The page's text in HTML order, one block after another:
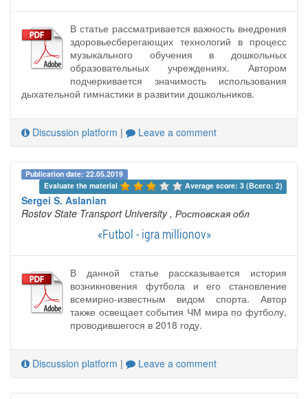
В статье рассматривается важность внедрения
здоровьесберегающих технологий в процесс
музыкального обучения в дошкольных
образовательных учреждениях. Автором
подчеркивается значимость использования
дыхательной гимнастики в развитии дошкольников.
Discussion platform | Leave a comment
Publication date: 22.05.2019
Evaluate the material
Average score: 3 (Всего: 2)
Sergei S. Aslanian
Rostov State Transport University , Ростовская обл
«Futbol - igra millionov»
В данной статье рассказывается история
возникновения футбола и его становление
всемирно-известным видом спорта. Автор
также освещает события ЧМ мира по футболу,
проводившегося в 2018 году.
Discussion platform | Leave a comment